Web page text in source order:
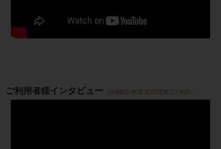
ご利用者様インタビュー （お掃除/お料理 月2回定期でご利用）